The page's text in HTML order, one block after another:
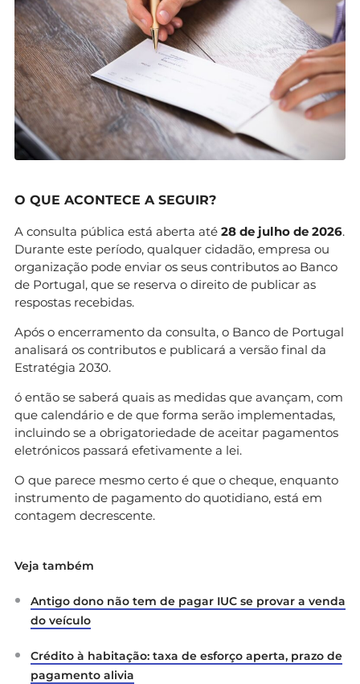
O QUE ACONTECE A SEGUIR?
A consulta pública está aberta até 28 de julho de 2026.
Durante este período, qualquer cidadão, empresa ou
organização pode enviar os seus contributos ao Banco
de Portugal, que se reserva o direito de publicar as
respostas recebidas.
Após o encerramento da consulta, o Banco de Portugal
analisará os contributos e publicará a versão final da
Estratégia 2030.
ó então se saberá quais as medidas que avançam, com
que calendário e de que forma serão implementadas,
incluindo se a obrigatoriedade de aceitar pagamentos
eletrónicos passará efetivamente a lei.
O que parece mesmo certo é que o cheque, enquanto
instrumento de pagamento do quotidiano, está em
contagem decrescente.
Veja também
Antigo dono não tem de pagar IUC se provar a venda
do veículo
Crédito à habitação: taxa de esforço aperta, prazo de
pagamento alivia